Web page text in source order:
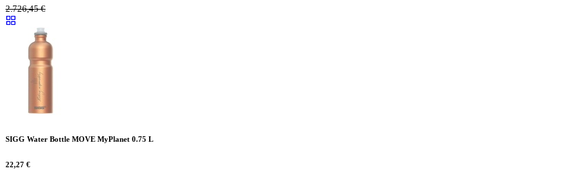
2.726,45€
SIGG Water Bottle MOVE MyPlanet 0.75 L
22,27 €